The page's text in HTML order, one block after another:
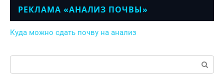
РЕКЛАМА «АНАЛИЗ ПОЧВЫ»
Куда можно сдать почву на анализ
Поиск: